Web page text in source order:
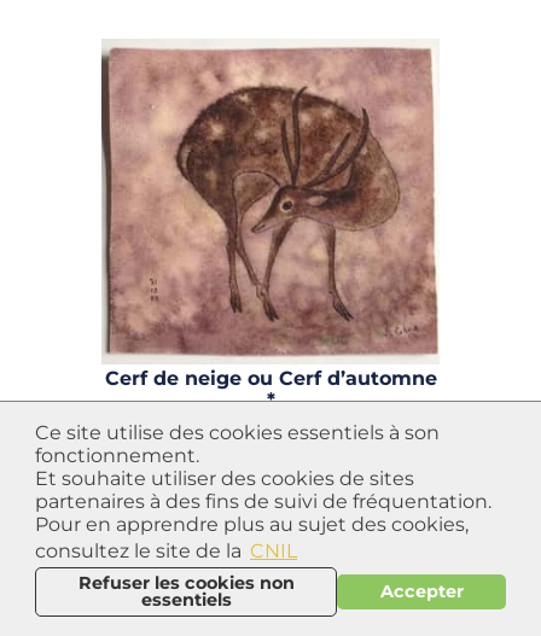
Ce site utilise des cookies essentiels à son
fonctionnement.
Et souhaite utiliser des cookies de sites
partenaires à des fins de suivi de fréquentation.
Pour en apprendre plus au sujet des cookies,
consultez le site de la CNIL
Refuser les cookies non
essentiels Accepter
Cerf de neige ou Cerf d’automne
*
Année de création :
1959
Dimensions :
16,5 x 16,2
Technique :